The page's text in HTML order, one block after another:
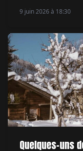
9 juin 2026 à 18:30
Quelques-uns